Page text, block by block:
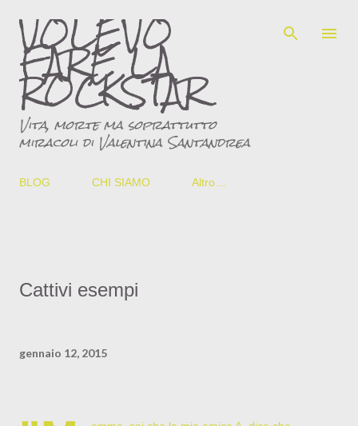
Passa ai contenuti principali
VOLEVO
FARE LA
ROCKSTAR
Vita, morte ma soprattutto
miracoli di Valentina Santandrea
BLOG CHI SIAMO Altro…
Cattivi esempi
gennaio 12, 2015